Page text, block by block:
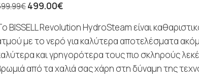
€499.00€
BISSELL Revolution HydroSteam είναι
με το νερό για καλύτερα αποτελέσματα
και γρηγορότερα τους πιο σκληρούς
από τα χαλιά σας χάρη στη δύναμη της